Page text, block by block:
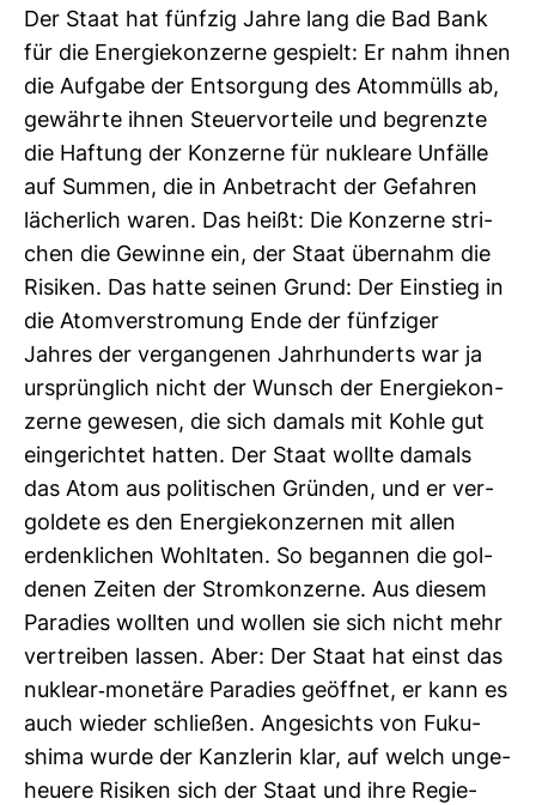
Der Staat hat fünfzig Jahre lang die Bad Bank
für die Ener­gie­kon­zerne gespielt: Er nahm ihnen
die Auf­gabe der Ent­sor­gung des Atom­mülls ab,
gewährte ihnen Steu­er­vor­teile und begrenzte
die Haf­tung der Kon­zerne für nukleare Unfälle
auf Summen, die in Anbe­tracht der Gefahren
lächer­lich waren. Das heißt: Die Kon­zerne stri­
chen die Gewinne ein, der Staat über­nahm die
Risiken. Das hatte seinen Grund: Der Ein­stieg in
die Atom­ver­stro­mung Ende der fünf­ziger
Jahres der ver­gan­genen Jahr­hun­derts war ja
ursprüng­lich nicht der Wunsch der Ener­gie­kon­
zerne gewesen, die sich damals mit Kohle gut
ein­ge­richtet hatten. Der Staat wollte damals
das Atom aus poli­ti­schen Gründen, und er ver­
gol­dete es den Ener­gie­kon­zernen mit allen
erdenk­li­chen Wohl­taten. So begannen die gol­
denen Zeiten der Strom­kon­zerne. Aus diesem
Para­dies wollten und wollen sie sich nicht mehr
ver­treiben lassen. Aber: Der Staat hat einst das
nuklear-​mone­täre Para­dies geöffnet, er kann es
auch wieder schließen. Ange­sichts von Fuku­
shima wurde der Kanz­lerin klar, auf welch unge­
heuere Risiken sich der Staat und ihre Regie­